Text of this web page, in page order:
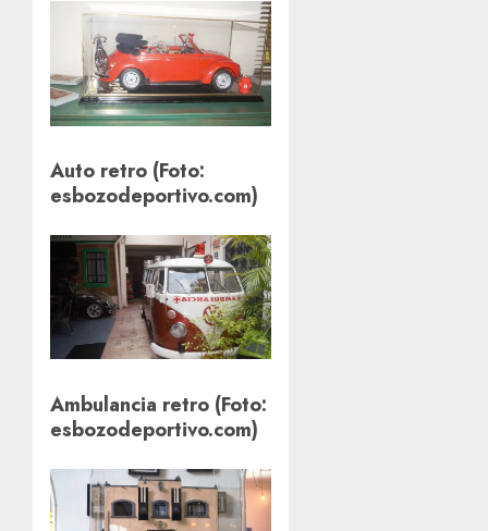
Auto retro (Foto:
esbozodeportivo.com)
Ambulancia retro (Foto:
esbozodeportivo.com)